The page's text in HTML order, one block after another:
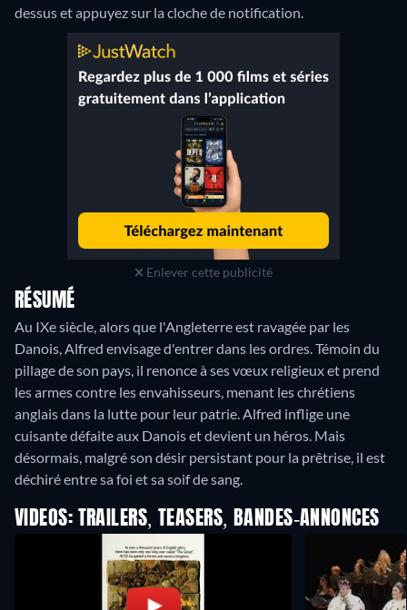
dessus et appuyez sur la cloche de notification.
Enlever cette publicité
RÉSUMÉ
Au IXe siècle, alors que l'Angleterre est ravagée par les
Danois, Alfred envisage d'entrer dans les ordres. Témoin du
pillage de son pays, il renonce à ses vœux religieux et prend
les armes contre les envahisseurs, menant les chrétiens
anglais dans la lutte pour leur patrie. Alfred inflige une
cuisante défaite aux Danois et devient un héros. Mais
désormais, malgré son désir persistant pour la prêtrise, il est
VIDEOS: TRAILERS, TEASERS, BANDES-ANNONCES